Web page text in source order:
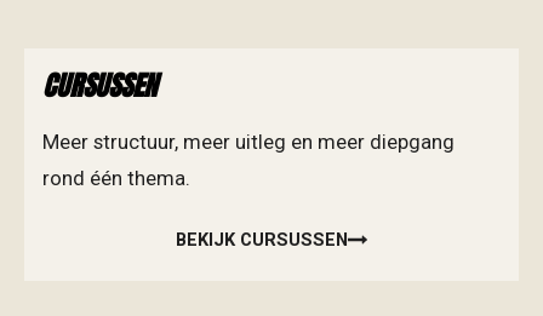
CURSUSSEN
Meer structuur, meer uitleg en meer diepgang
rond één thema.
BEKIJK CURSUSSEN